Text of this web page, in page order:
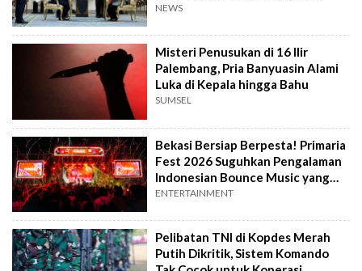
NEWS
Misteri Penusukan di 16 Ilir
Palembang, Pria Banyuasin Alami
Luka di Kepala hingga Bahu
SUMSEL
Bekasi Bersiap Berpesta! Primaria
Fest 2026 Suguhkan Pengalaman
Indonesian Bounce Music yang
Berbeda
ENTERTAINMENT
Pelibatan TNI di Kopdes Merah
Putih Dikritik, Sistem Komando